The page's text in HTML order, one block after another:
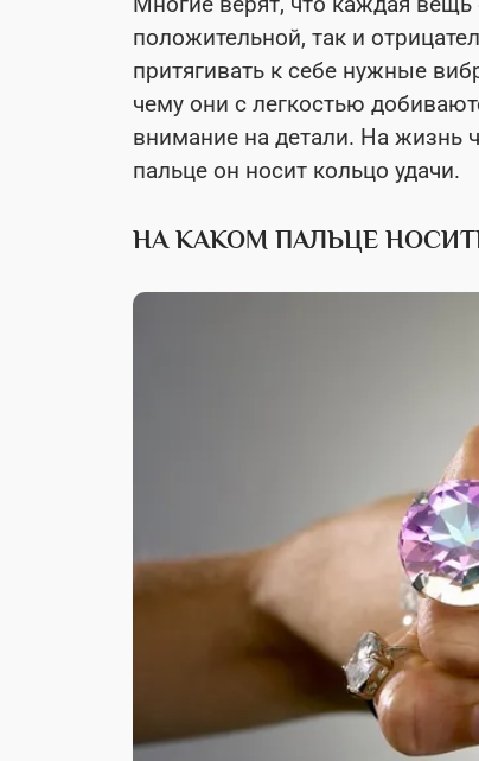
положительной, так и
притягивать к себе нужные
чему они с легкостью
внимание на детали. На жизнь
пальце он носит кольцо удачи.
НА КАКОМ ПАЛЬЦЕ